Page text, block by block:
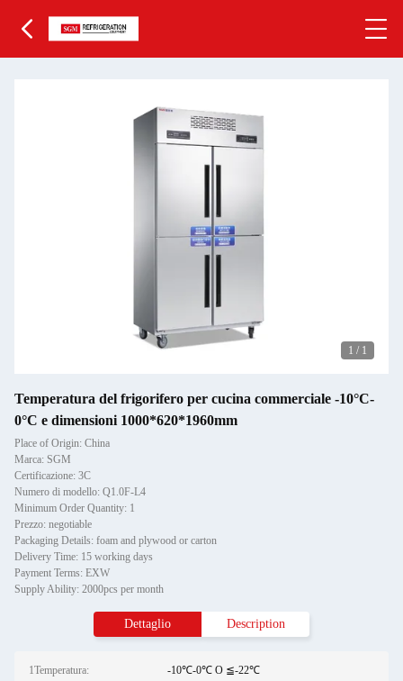
1 / 1
Temperatura del frigorifero per cucina commerciale -10°C-
0°C e dimensioni 1000*620*1960mm
Place of Origin: China
Marca: SGM
Certificazione: 3C
Numero di modello: Q1.0F-L4
Minimum Order Quantity: 1
Prezzo: negotiable
Packaging Details: foam and plywood or carton
Delivery Time: 15 working days
Payment Terms: EXW
Supply Ability: 2000pcs per month
Dettaglio Description
1Temperatura: -10℃-0℃ O ≦-22℃